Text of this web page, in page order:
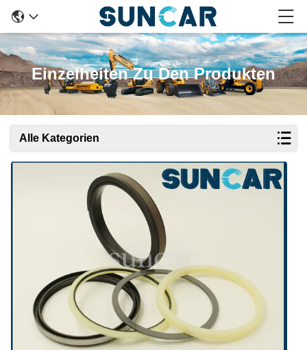
Einzelheiten Zu Den Produkten
Alle Kategorien